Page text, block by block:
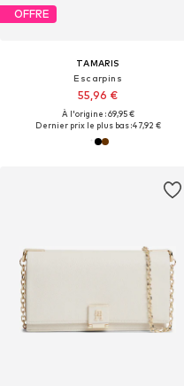
OFFRE
TAMARIS
Escarpins
55,96 €
À l'origine : 69,95 €
Dernier prix le plus bas :47,92 €